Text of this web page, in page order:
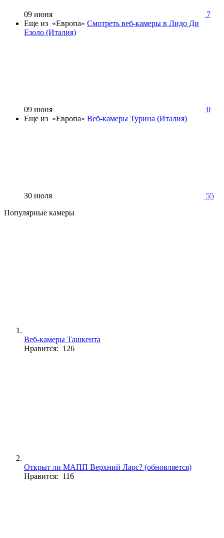
09 июня
7
Еще из «Европа» Смотреть веб-камеры в Лидо Ди
Езоло (Италия)
09 июня
0
Еще из «Европа» Веб-камеры Турина (Италия)
30 июля
55
Популярные камеры
Веб-камеры Ташкента
Нравится: 126
Открыт ли МАПП Верхний Ларс? (обновляется)
Нравится: 116